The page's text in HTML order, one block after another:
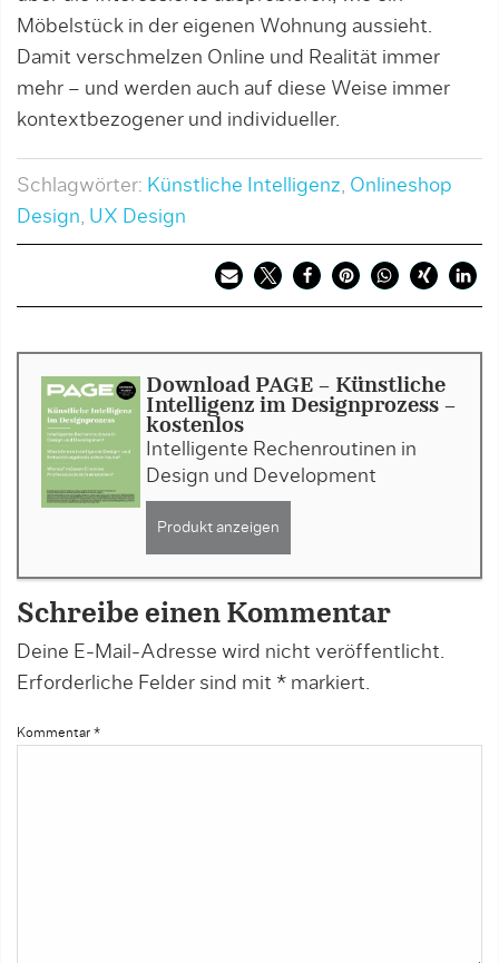
Möbelstück in der eigenen Wohnung aussieht.
Damit verschmelzen Online und Realität immer
mehr – und werden auch auf diese Weise immer
kontextbezogener und individueller.
Schlagwörter: Künstliche Intelligenz, Onlineshop
Design, UX Design
Download PAGE - Künstliche
Intelligenz im Designprozess -
kostenlos
Intelligente Rechenroutinen in
Design und Development
Produkt anzeigen
Schreibe einen Kommentar
Deine E-Mail-Adresse wird nicht veröffentlicht.
Erforderliche Felder sind mit * markiert.
Kommentar *